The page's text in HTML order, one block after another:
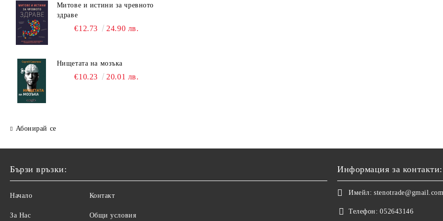
Митове и истини за чревното
здраве
€12.73 24.90 лв.
Нищетата на мозъка
€10.23 20.01 лв.
Абонирай се
Бързи връзки:
Начало
За Нас
Контакт
Общи условия
Информация за контакти:
Имейл:
Телефон: 052643146